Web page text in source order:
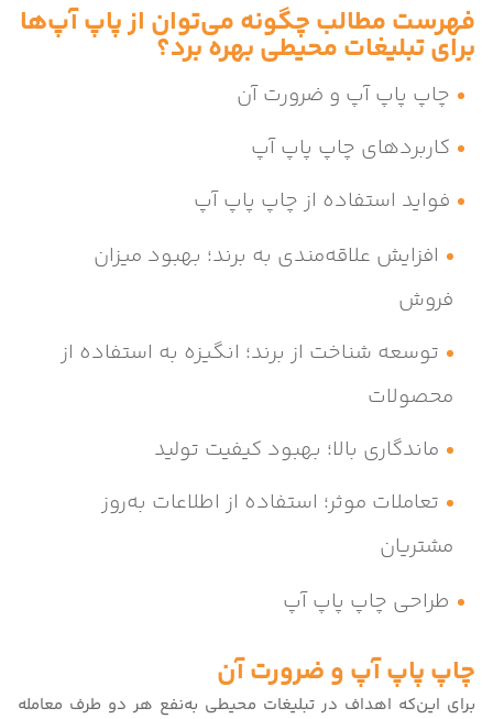
فهرست مطالب چگونه می‌توان از پاپ آپ‌ها
برای تبلیغات محیطی بهره برد؟
چاپ پاپ آپ و ضرورت آن
کاربردهای چاپ پاپ آپ
فواید استفاده از چاپ پاپ آپ
افزایش علاقه‌مندی به برند؛ بهبود میزان
فروش
توسعه شناخت از برند؛ انگیزه به استفاده از
محصولات
ماندگاری بالا؛ بهبود کیفیت تولید
تعاملات موثر؛ استفاده از اطلاعات به‌روز
مشتریان
طراحی چاپ پاپ آپ
چاپ پاپ آپ و ضرورت آن
برای این‌که اهداف در تبلیغات محیطی به‌نفع هر دو طرف معامله